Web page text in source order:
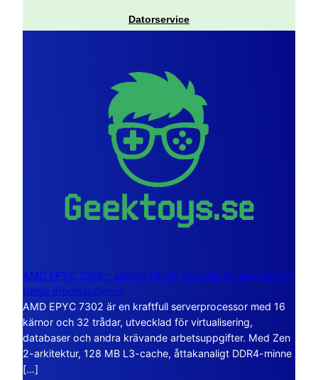
Datorservice
AMD EPYC 7302 – sexton kärnor byggda för servrar och
tunga arbetsstationer
AMD EPYC 7302 är en kraftfull serverprocessor med 16
kärnor och 32 trådar, utvecklad för virtualisering,
databaser och andra krävande arbetsuppgifter. Med Zen
2-arkitektur, 128 MB L3-cache, åttakanaligt DDR4-minne
[…]